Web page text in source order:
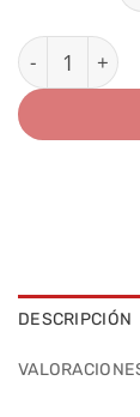
Kodak TMAX
DESCRIPCIÓN